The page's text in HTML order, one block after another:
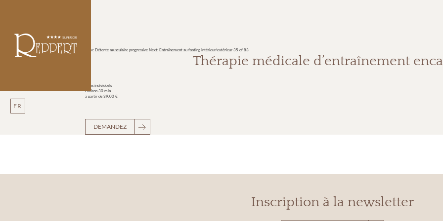
FR
Prev: Détente musculaire progressive Next: Entraînement au footing intérieur/extérieur 35 of 83
Thérapie médicale d’entraînement
Soins individuels
environ 30 min.
à partir de 39,00 €
DEMANDEZ
Inscription à la newsletter